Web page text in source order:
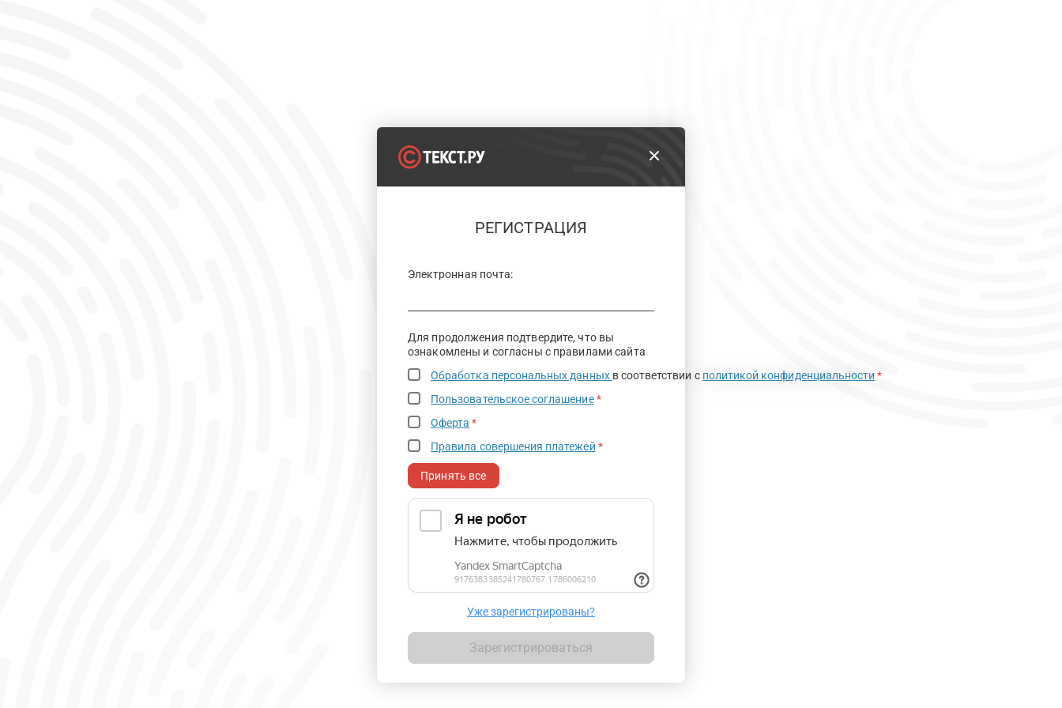
РЕГИСТРАЦИЯ
Электронная почта:
Для продолжения подтвердите, что вы
ознакомлены и согласны с правилами сайта
Обработка персональных данных в соответствии с политикой конфиденциальности *
Пользовательское соглашение *
Оферта *
Правила совершения платежей *
Принять все
Уже зарегистрированы?
Зарегистрироваться